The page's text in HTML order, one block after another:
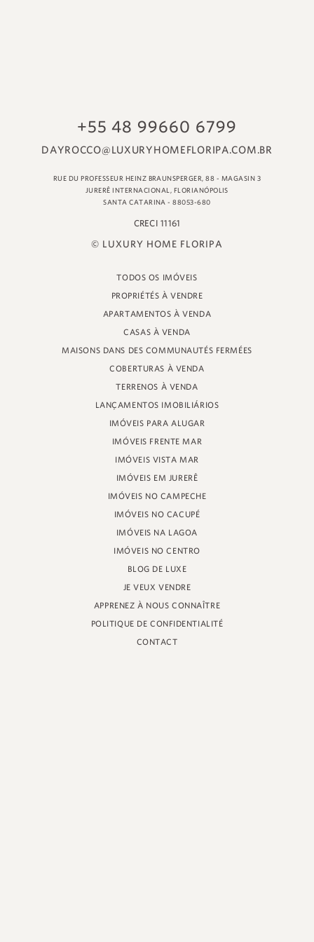
RUE DU PROFESSEUR HEINZ BRAUNSPERGER, 88 - MAGASIN 3
JURERÊ INTERNACIONAL, FLORIANÓPOLIS
SANTA CATARINA - 88053-680
CRECI 11161
© LUXURY HOME FLORIPA
TODOS OS IMÓVEIS
PROPRIÉTÉS À VENDRE
APARTAMENTOS À VENDA
CASAS À VENDA
MAISONS DANS DES COMMUNAUTÉS FERMÉES
COBERTURAS À VENDA
TERRENOS À VENDA
LANÇAMENTOS IMOBILIÁRIOS
IMÓVEIS PARA ALUGAR
IMÓVEIS FRENTE MAR
IMÓVEIS VISTA MAR
IMÓVEIS EM JURERÊ
IMÓVEIS NO CAMPECHE
IMÓVEIS NO CACUPÉ
IMÓVEIS NA LAGOA
IMÓVEIS NO CENTRO
BLOG DE LUXE
JE VEUX VENDRE
APPRENEZ À NOUS CONNAÎTRE
POLITIQUE DE CONFIDENTIALITÉ
CONTACT